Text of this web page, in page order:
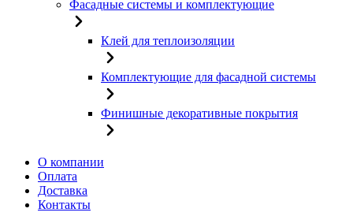
Фасадные системы и комплектующие
Клей для теплоизоляции
Комплектующие для фасадной системы
Финишные декоративные покрытия
О компании
Оплата
Доставка
Контакты